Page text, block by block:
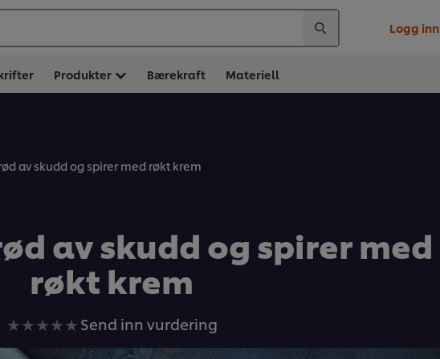
Logg inn
Produkter Bærekraft Materiell
av skudd og spirer med røkt krem
av skudd og spirer med
røkt krem
Ingen
vurderinger
Send inn vurdering